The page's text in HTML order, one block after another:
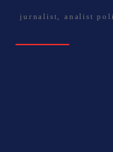
jurnalist, analist